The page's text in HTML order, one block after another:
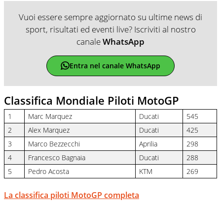
Vuoi essere sempre aggiornato su ultime news di
sport, risultati ed eventi live? Iscriviti al nostro
canaleWhatsApp
Entra nel canale WhatsApp
Classifica Mondiale Piloti MotoGP
1 Marc Marquez Ducati
545
2
Alex Marquez Ducati
425
3
Marco Bezzecchi Aprilia
298
4
Francesco Bagnaia Ducati
288
5
Pedro Acosta KTM 269
La classifica piloti MotoGP completa